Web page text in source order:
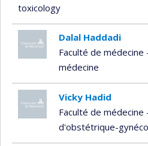
toxicology
Dalal Haddadi
Faculté de
médecine
Vicky Hadid
Faculté de
d'obstétrique-